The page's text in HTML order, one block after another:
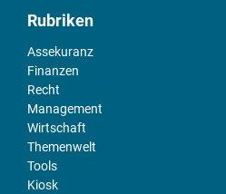
Rubriken
Assekuranz
Finanzen
Recht
Management
Wirtschaft
Themenwelt
Tools
Kiosk